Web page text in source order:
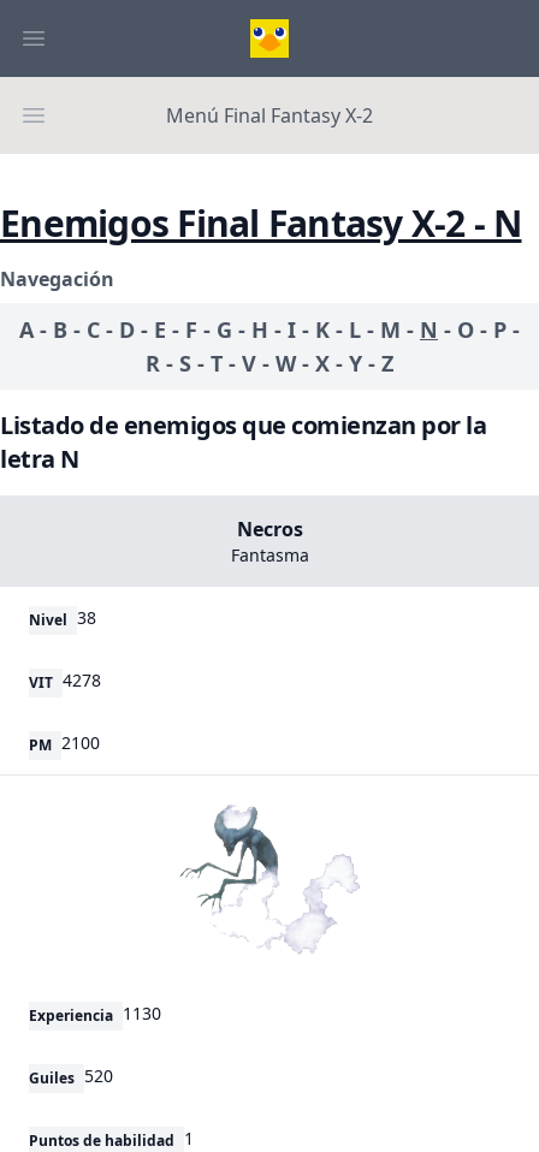
Menú Final Fantasy X-2
Enemigos Final Fantasy X-2 - N
Navegación
A- B - C - D - E - F - G - H - I - K - L - M - N - O - P -
R - S - T - V - W- X - Y - Z
Listado de enemigos que comienzan por la
letra N
Necros
Fantasma
Nivel 38
VIT 4278
PM 2100
Experiencia 1130
Guiles 520
Puntos de habilidad 1